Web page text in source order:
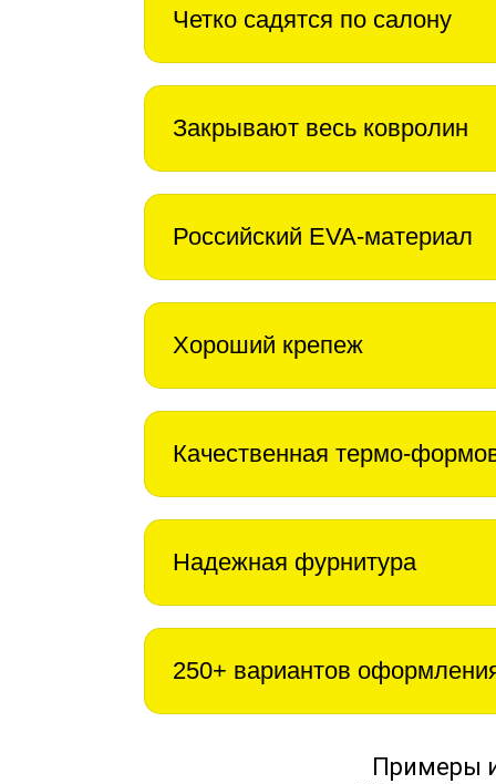
Четко садятся по салону
Закрывают весь ковролин
Российский EVA-материал
Хороший крепеж
Качественная термо-
Надежная фурнитура
250+ вариантов
Примеры